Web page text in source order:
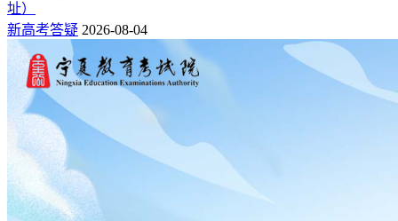
址）
新高考答疑 2026-08-04